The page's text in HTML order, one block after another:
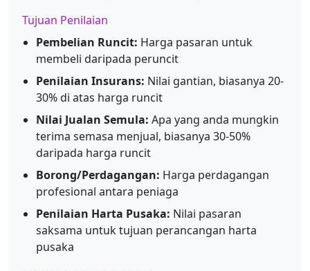
Tujuan Penilaian
Pembelian Runcit: Harga pasaran untuk
membeli daripada peruncit
Penilaian Insurans: Nilai gantian, biasanya 20-
30% di atas harga runcit
Nilai Jualan Semula: Apa yang anda mungkin
terima semasa menjual, biasanya 30-50%
daripada harga runcit
Borong/Perdagangan: Harga perdagangan
profesional antara peniaga
Penilaian Harta Pusaka: Nilai pasaran
saksama untuk tujuan perancangan harta
pusaka